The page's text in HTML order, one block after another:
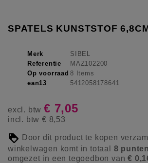
SPATELS KUNSTSTOF
Merk
SIBEL
Referentie
MAZ102200
Op voorraad 8 Items
ean13
5412058178641
excl. btw € 7,05
incl. btw € 8,53
Door dit product te kopen
winkelwagen komt in totaal 8 punten
omgezet in een tegoedbon van€